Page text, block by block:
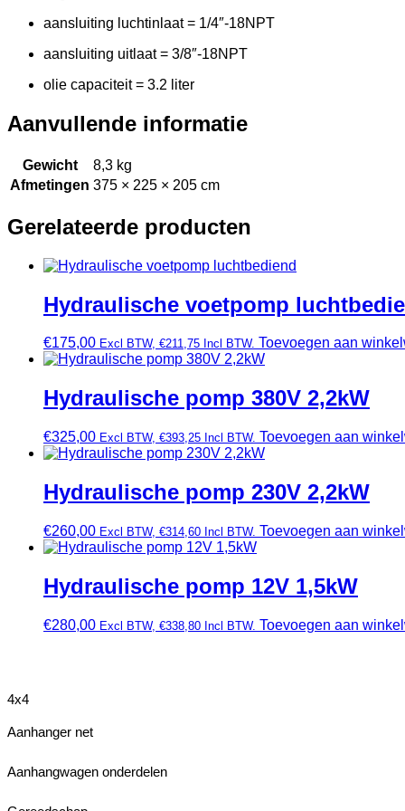
aansluiting luchtinlaat = 1/4″-18NPT
aansluiting uitlaat = 3/8″-18NPT
olie capaciteit = 3.2 liter
Aanvullende informatie
Gewicht
8,3 kg
Afmetingen 375 × 225 × 205 cm
Gerelateerde producten
Hydraulische voetpomp
€175,00 Excl BTW, €211,75 Incl BTW. Toevoegen aan
Hydraulische pomp 380V 2,2kW
€325,00 Excl BTW, €393,25 Incl BTW. Toevoegen aan
Hydraulische pomp 230V 2,2kW
€260,00 Excl BTW, €314,60 Incl BTW. Toevoegen aan
Hydraulische pomp 12V 1,5kW
€280,00 Excl BTW, €338,80 Incl BTW. Toevoegen aan
4x4
Aanhanger net
Aanhangwagen onderdelen